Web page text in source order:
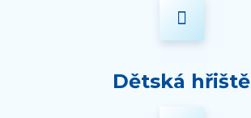
Dětská hřiště